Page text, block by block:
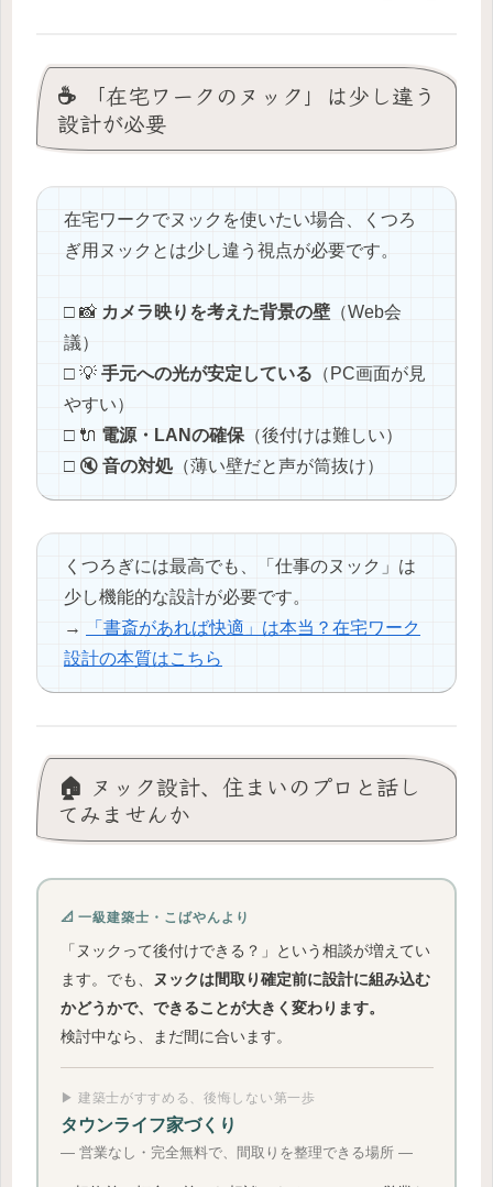
☕ 「在宅ワークのヌック」は少し違う
設計が必要
在宅ワークでヌックを使いたい場合、くつろ
ぎ用ヌックとは少し違う視点が必要です。
□ 📸 カメラ映りを考えた背景の壁 （Web会
議）
□ 💡 手元への光が安定している （PC画面が見
やすい）
□ 🔌 電源・LANの確保 （後付けは難しい）
□ 🔇 音の対処 （薄い壁だと声が筒抜け）
くつろぎには最高でも、「仕事のヌック」は
少し機能的な設計が必要です。
→
「書斎があれば快適」は本当？在宅ワーク
設計の本質はこちら
🏠 ヌック設計、住まいのプロと話し
てみませんか
📐 一級建築士・こばやんより
「ヌックって後付けできる？」という相談が増えてい
ます。でも、
ヌックは間取り確定前に設計に組み込む
かどうかで、できることが大きく変わります。
検討中なら、まだ間に合います。
▶ 建築士がすすめる、後悔しない第一歩
タウンライフ家づくり
― 営業なし・完全無料で、間取りを整理できる場所 ―